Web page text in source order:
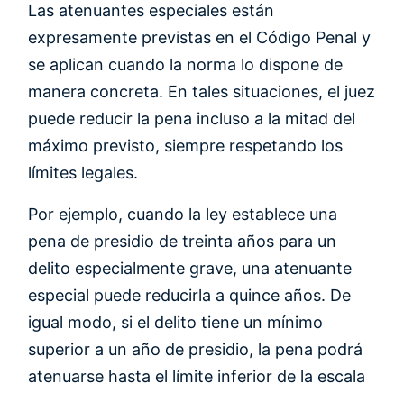
Las atenuantes especiales están
expresamente previstas en el Código Penal y
se aplican cuando la norma lo dispone de
manera concreta. En tales situaciones, el juez
puede reducir la pena incluso a la mitad del
máximo previsto, siempre respetando los
límites legales.
Por ejemplo, cuando la ley establece una
pena de presidio de treinta años para un
delito especialmente grave, una atenuante
especial puede reducirla a quince años. De
igual modo, si el delito tiene un mínimo
superior a un año de presidio, la pena podrá
atenuarse hasta el límite inferior de la escala